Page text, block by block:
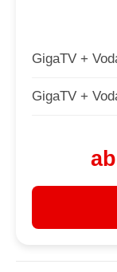
GigaTV +
GigaTV +